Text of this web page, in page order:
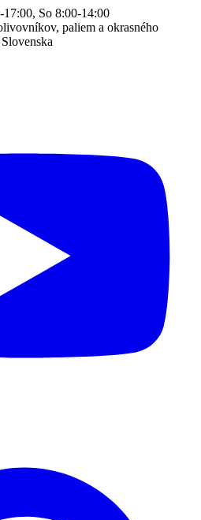
17:00, So 8:00-14:00
paliem a okrasného